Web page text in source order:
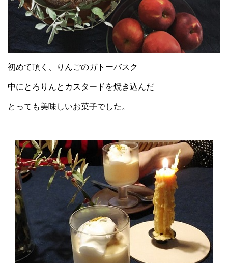
初めて頂く、りんごのガトーバスク
中にとろりんとカスタードを焼き込んだ
とっても美味しいお菓子でした。